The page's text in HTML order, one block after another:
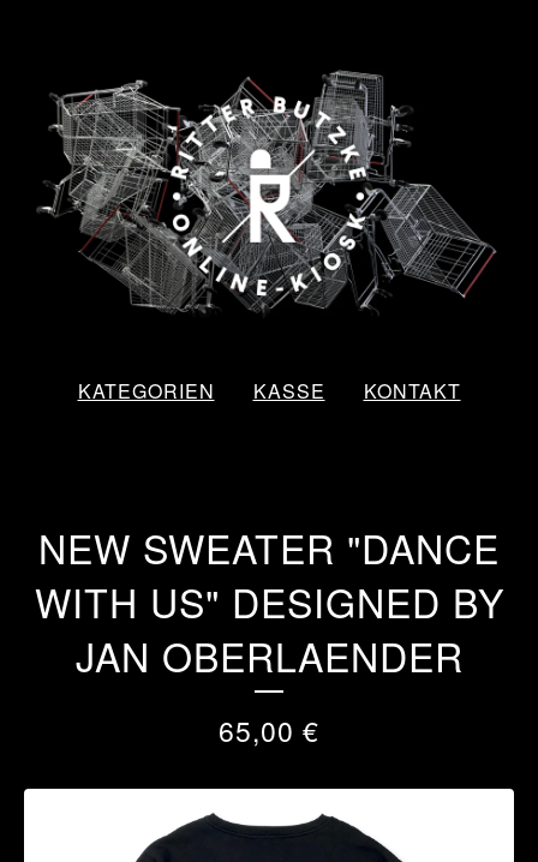
KATEGORIEN KASSE KONTAKT
NEW SWEATER "DANCE
WITH US" DESIGNED BY
JAN OBERLAENDER
65,00 €